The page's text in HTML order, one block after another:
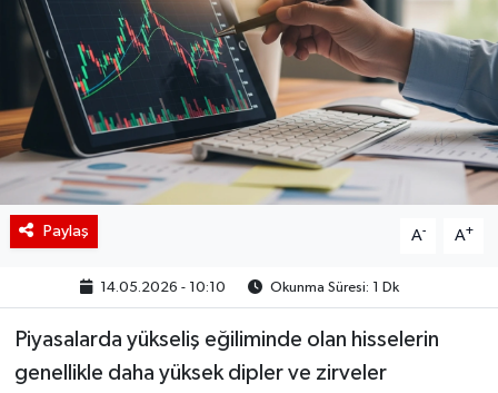
Paylaş A- A+
14.05.2026 - 10:10 Okunma Süresi: 1 Dk
Piyasalarda yükseliş eğiliminde olan hisselerin
genellikle daha yüksek dipler ve zirveler
Kiripto Para Piyasası
Gizlilik Sözleşmesi
Hakkımızda
İletişim